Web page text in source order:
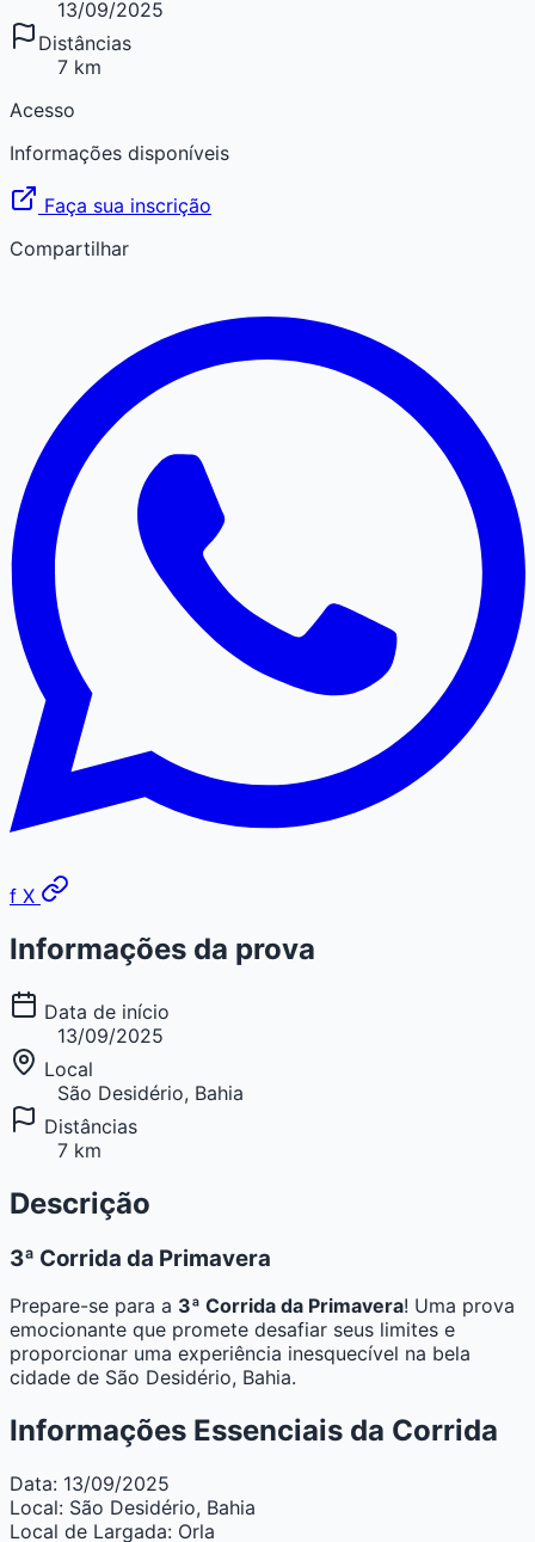
13/09/2025
Distâncias
7 km
Acesso
Informações disponíveis
Faça sua inscrição
Compartilhar
f X
Informações da prova
Data de início
13/09/2025
Local
São Desidério, Bahia
Distâncias
7 km
Descrição
3ª Corrida da Primavera
Prepare-se para a 3ª Corrida da Primavera! Uma prova
emocionante que promete desafiar seus limites e
proporcionar uma experiência inesquecível na bela
cidade de São Desidério, Bahia.
Informações Essenciais da Corrida
Data: 13/09/2025
Local: São Desidério, Bahia
Local de Largada: Orla